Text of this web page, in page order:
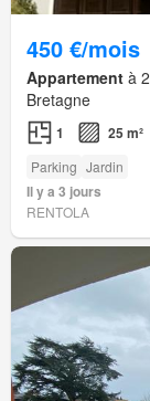
450 €/mois
Appartement à
Bretagne
1 25 m²
Parking Jardin
Il y a 3 jours
RENTOLA